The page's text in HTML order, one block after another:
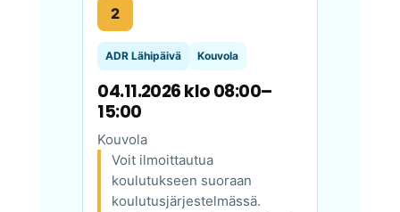
2
ADR Lähipäivä Kouvola
04.11.2026 klo 08:00–
15:00
Kouvola
Voit ilmoittautua
koulutukseen suoraan
koulutusjärjestelmässä.